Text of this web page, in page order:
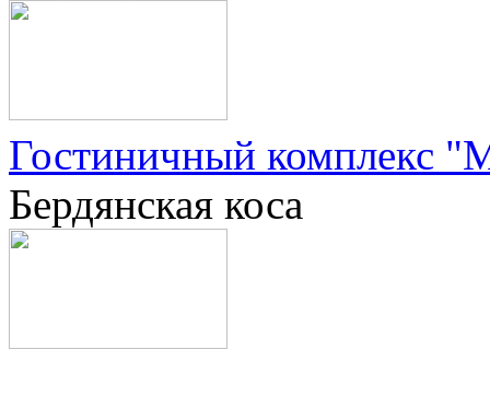
Гостиничный комплекс
Бердянская коса